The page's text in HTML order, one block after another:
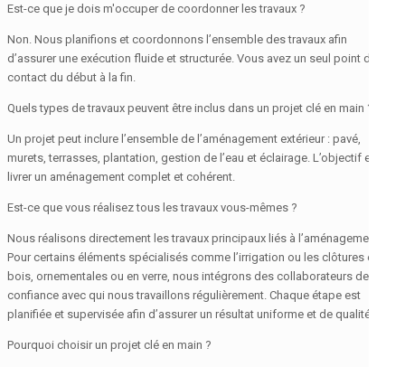
Est-ce que je dois m'occuper de coordonner les travaux ?
Non. Nous planifions et coordonnons l’ensemble des travaux afin
d’assurer une exécution fluide et structurée. Vous avez un seul point de
contact du début à la fin.
Quels types de travaux peuvent être inclus dans un projet clé en main ?
Un projet peut inclure l’ensemble de l’aménagement extérieur : pavé,
murets, terrasses, plantation, gestion de l’eau et éclairage. L’objectif est de
livrer un aménagement complet et cohérent.
Est-ce que vous réalisez tous les travaux vous-mêmes ?
Nous réalisons directement les travaux principaux liés à l’aménagement.
Pour certains éléments spécialisés comme l’irrigation ou les clôtures en
bois, ornementales ou en verre, nous intégrons des collaborateurs de
confiance avec qui nous travaillons régulièrement. Chaque étape est
planifiée et supervisée afin d’assurer un résultat uniforme et de qualité.
Pourquoi choisir un projet clé en main ?